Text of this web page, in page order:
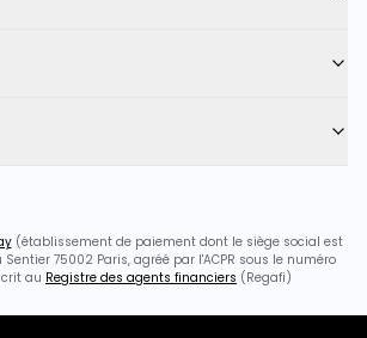
(établissement de paiement dont le siège social est
75002 Paris, agréé par l'ACPR sous le numéro
au Registre des agents financiers (Regafi)